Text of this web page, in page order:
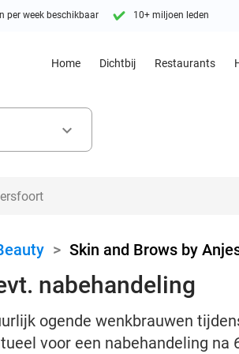
per week beschikbaar 10+ miljoen leden
Home Dichtbij Restaurants
keyboard_arrow_down
> Skin and Brows by
nabehandeling
ogende wenkbrauwen
voor een nabehandeling na